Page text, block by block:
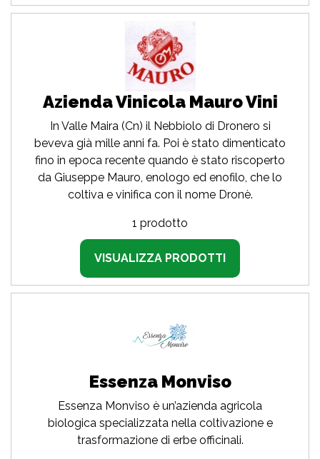
Azienda Vinicola Mauro Vini
In Valle Maira (Cn) il Nebbiolo di Dronero si
beveva già mille anni fa. Poi è stato dimenticato
fino in epoca recente quando è stato riscoperto
da Giuseppe Mauro, enologo ed enofilo, che lo
coltiva e vinifica con il nome Dronè.
1 prodotto
VISUALIZZA PRODOTTI
Essenza Monviso
Essenza Monviso è un’azienda agricola
biologica specializzata nella coltivazione e
trasformazione di erbe officinali.